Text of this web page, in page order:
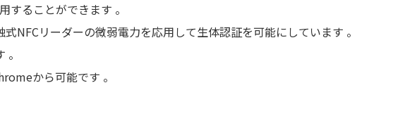
することができます 。
NFCリーダーの微弱電力を応用して生体認証を可能にしています 。
から可能です 。